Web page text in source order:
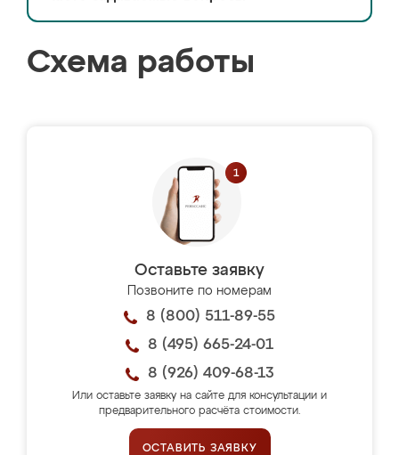
Схема работы
Оставьте заявку
Позвоните по номерам
8 (800) 511-89-55
8 (495) 665-24-01
8 (926) 409-68-13
Или оставьте заявку на сайте для консультации и
предварительного расчёта стоимости.
ОСТАВИТЬ ЗАЯВКУ